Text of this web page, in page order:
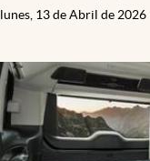
lunes, 13 de Abril de 2026